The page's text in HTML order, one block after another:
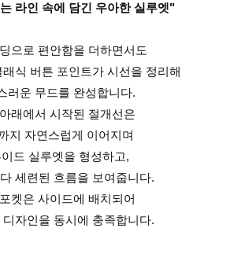
라인 속에 담긴 우아한 실루엣"
으로 편안함을 더하면서도
식 버튼 포인트가 시선을 정리해
러운 무드를 완성합니다.
래에서 시작된 절개선은
지 자연스럽게 이어지며
드 실루엣을 형성하고,
세련된 흐름을 보여줍니다.
켓은 사이드에 배치되어
디자인을 동시에 충족합니다.